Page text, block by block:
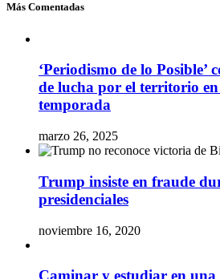
Más Comentadas
‘Periodismo de lo Posible’
de lucha por el territorio en
temporada
marzo 26, 2025
Trump insiste en fraude
presidenciales
noviembre 16, 2020
Caminar y estudiar en una